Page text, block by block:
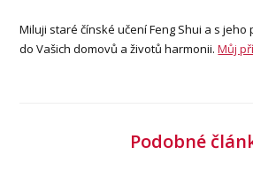
Miluji staré čínské učení Feng Shui a s jeho
do Vašich domovů a životů harmonii.Můj
Podobné